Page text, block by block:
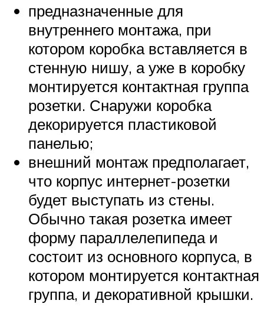
предназначенные для
внутреннего монтажа, при
котором коробка вставляется в
стенную нишу, а уже в коробку
монтируется контактная группа
розетки. Снаружи коробка
декорируется пластиковой
панелью;
внешний монтаж предполагает,
что корпус интернет-розетки
будет выступать из стены.
Обычно такая розетка имеет
форму параллелепипеда и
состоит из основного корпуса, в
котором монтируется контактная
группа, и декоративной крышки.